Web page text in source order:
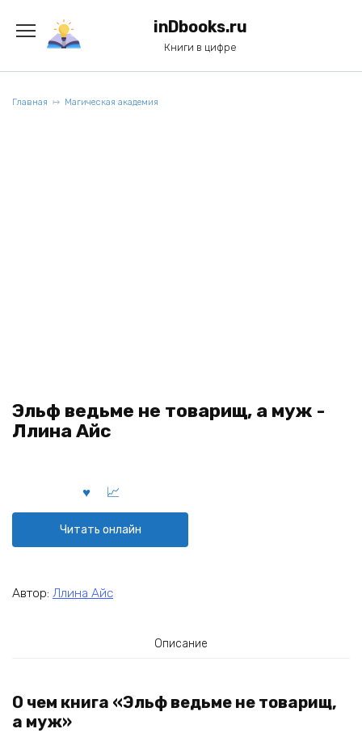
содержанию
inDbooks.ru
Книги в цифре
Главная Магическая академия
Эльф ведьме не товарищ, а муж -
Ллина Айс
Читать онлайн
Автор: Ллина Айс
Описание
О чем книга «Эльф ведьме не товарищ,
а муж»